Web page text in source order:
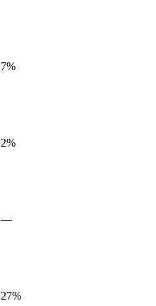
7%
2%
—
27%